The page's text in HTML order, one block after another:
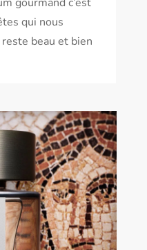
qui nous
beau et bien